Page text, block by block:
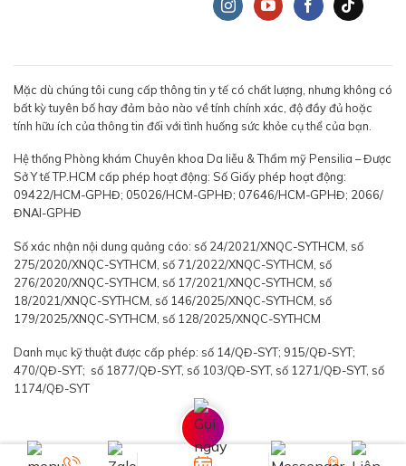
Mặc dù chúng tôi cung cấp thông tin y tế có chất lượng, nhưng không có
bất kỳ tuyên bố hay đảm bảo nào về tính chính xác, độ đầy đủ hoặc
tính hữu ích của thông tin đối với tình huống sức khỏe cụ thể của bạn.
Hệ thống Phòng khám Chuyên khoa Da liễu & Thẩm mỹ Pensilia – Được
Sở Y tế TP.HCM cấp phép hoạt động: Số Giấy phép hoạt động:
09422/HCM-GPHĐ; 05026/HCM-GPHĐ; 07646/HCM-GPHĐ; 2066/
ĐNAI-GPHĐ
Số xác nhận nội dung quảng cáo: số 24/2021/XNQC-SYTHCM, số
275/2020/XNQC-SYTHCM, số 71/2022/XNQC-SYTHCM, số
276/2020/XNQC-SYTHCM, số 17/2021/XNQC-SYTHCM, số
18/2021/XNQC-SYTHCM, số 146/2025/XNQC-SYTHCM, số
179/2025/XNQC-SYTHCM, số 128/2025/XNQC-SYTHCM
Danh mục kỹ thuật được cấp phép: số 14/QĐ-SYT; 915/QĐ-SYT;
470/QĐ-SYT; số 1877/QĐ-SYT, số 103/QĐ-SYT, số 1271/QĐ-SYT, số
1174/QĐ-SYT